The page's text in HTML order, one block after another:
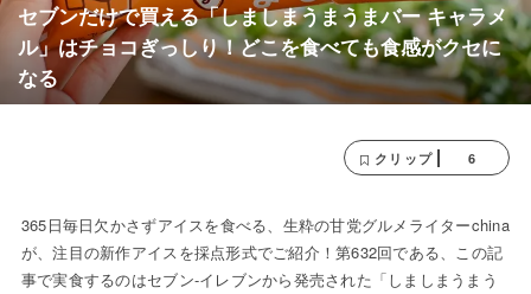
セブンだけで買える「しましまうまうまバー キャラメ
ル」はチョコぎっしり！どこを食べても食感がクセに
なる
クリップ 6
365日毎日欠かさずアイスを食べる、生粋の甘党グルメライターchina
が、注目の新作アイスを採点形式でご紹介！第632回である、この記
事で実食するのはセブン-イレブンから発売された「しましまうまう